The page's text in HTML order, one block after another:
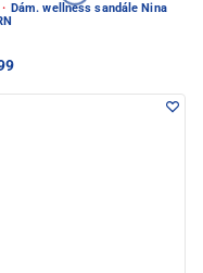
· Dám. wellness sandále Nina